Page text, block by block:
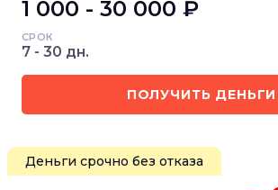
1 000 - 30 000 ₽
СРОК
7 - 30 дн.
ПОЛУЧИТЬ ДЕНЬГИ
Деньги срочно без отказа